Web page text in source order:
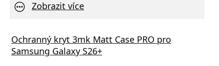
Zobrazit více
Ochranný kryt 3mk Matt Case PRO pro
Samsung Galaxy S26+